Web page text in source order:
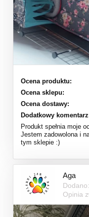
Ocena produktu:
Ocena sklepu:
Ocena dostawy:
Dodatkowy
Produkt spełnia moje
Jestem zadowolona i
tym sklepie :)
Aga
Opinia